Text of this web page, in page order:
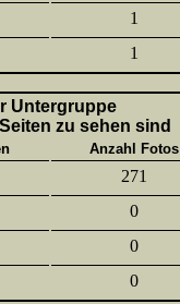
1
1
Untergruppe
zu sehen sind
Anzahl Fotos
271
0
0
0